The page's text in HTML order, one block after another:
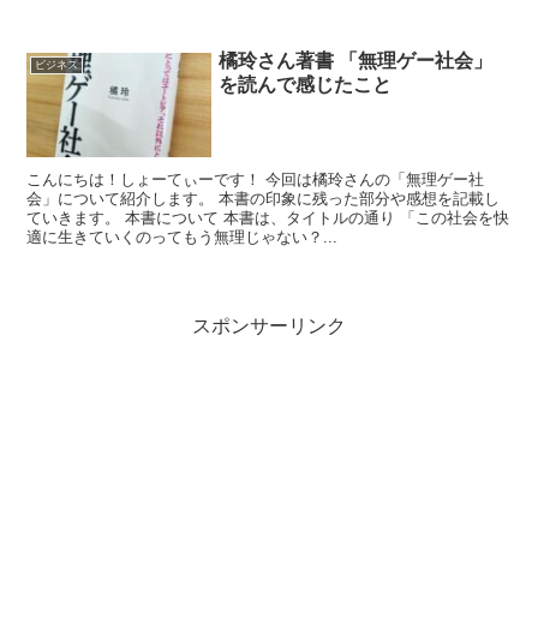
ビジネス
橘玲さん著書 「無理ゲー社会」
を読んで感じたこと
こんにちは！しょーてぃーです！ 今回は橘玲さんの「無理ゲー社
会」について紹介します。 本書の印象に残った部分や感想を記載し
ていきます。 本書について 本書は、タイトルの通り 「この社会を快
適に生きていくのってもう無理じゃない？...
スポンサーリンク